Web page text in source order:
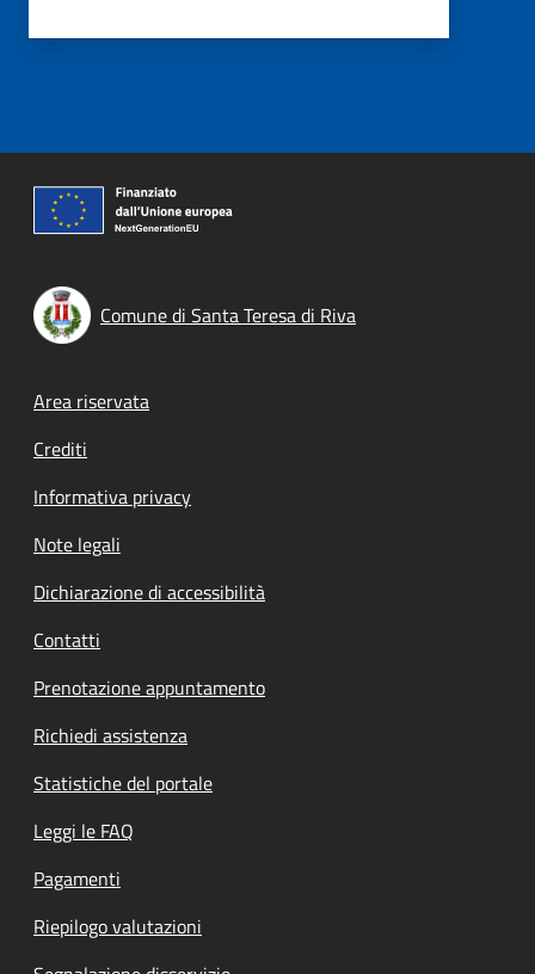
Comune di Santa Teresa di Riva
Footer menu
Area riservata
Crediti
Informativa privacy
Note legali
Dichiarazione di accessibilità
Contatti
Prenotazione appuntamento
Richiedi assistenza
Statistiche del portale
Leggi le FAQ
Pagamenti
Riepilogo valutazioni